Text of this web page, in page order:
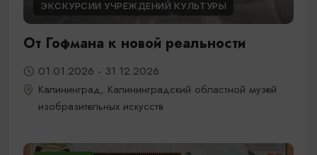
ЭКСКУРСИИ УЧРЕЖДЕНИЙ КУЛЬТУРЫ
От Гофмана к новой реальности
01.01.2026 - 31.12.2026
Калининград, Калининградский областной музей
изобразительных искусств